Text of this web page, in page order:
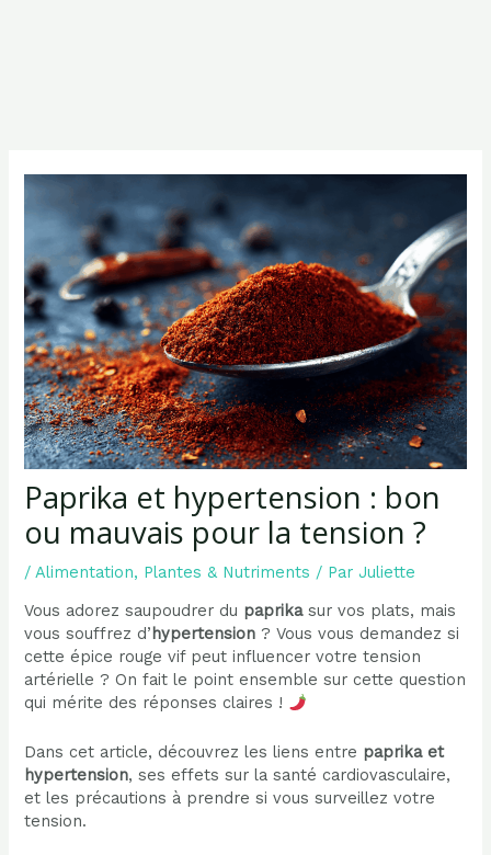
Paprika et hypertension : bon
ou mauvais pour la tension ?
/Alimentation, Plantes & Nutriments / ParJuliette
Vous adorez saupoudrer du paprikasur vos plats, mais
vous souffrez d’hypertension ? Vous vous demandez si
cette épice rouge vif peut influencer votre tension
artérielle ? On fait le point ensemble sur cette question
qui mérite des réponses claires !
Dans cet article, découvrez les liens entre paprika et
hypertension, ses effets sur la santé cardiovasculaire,
et les précautions à prendre si vous surveillez votre
tension.